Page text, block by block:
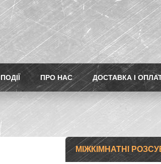
ПОДІЇ ПРО НАС ДОСТАВКА І
МІЖКІМНАТНІ